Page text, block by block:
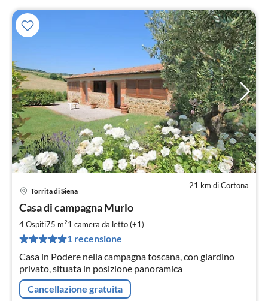
21 km di Cortona
Torrita di Siena
Casa di campagna Murlo
4 Ospiti75 m21 camera da letto (+1)
1 recensione
Casa in Podere nella campagna toscana, con giardino
privato, situata in posizione panoramica
Cancellazione gratuita